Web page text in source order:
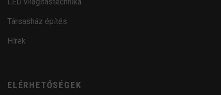
Társasház építés
Hírek
ELÉRHETŐSÉGEK